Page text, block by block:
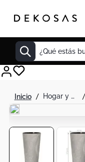
¿Qué estás
hogar y decoración
Decoracion
Cabecero
Lamparas